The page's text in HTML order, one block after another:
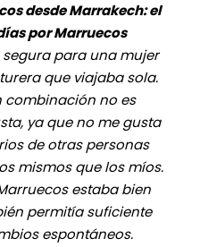
desde Marrakech: el
por Marruecos
para una mujer
que viajaba sola.
combinación no es
ya que no me gusta
de otras personas
mismos que los míos.
estaba bien
permitía suficiente
espontáneos.